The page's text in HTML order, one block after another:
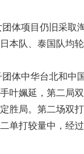
项目仍旧采取淘
本队、泰国队均
中华台北和中
叶姵延，第二局
胜局。第二场双
单打较量中，经